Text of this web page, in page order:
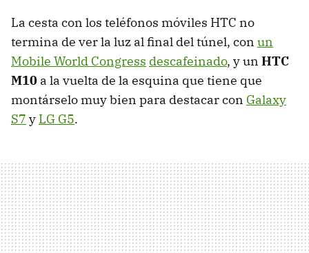
La cesta con los teléfonos móviles HTC no
termina de ver la luz al final del túnel, con un
Mobile World Congress descafeinado, y un HTC
M10 a la vuelta de la esquina que tiene que
montárselo muy bien para destacar con Galaxy
S7 y LG G5.